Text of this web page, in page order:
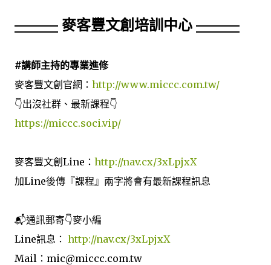
麥客豐文創培訓中心
#講師主持的專業進修
麥客豐文創官網： http://www.miccc.com.tw/
👇出沒社群、最新課程👇
https://miccc.soci.vip/
麥客豐文創Line： http://nav.cx/3xLpjxX
加Line後傳『課程』兩字將會有最新課程訊息
📬通訊郵寄👇麥小編
Line訊息： http://nav.cx/3xLpjxX
Mail：mic@miccc.com.tw